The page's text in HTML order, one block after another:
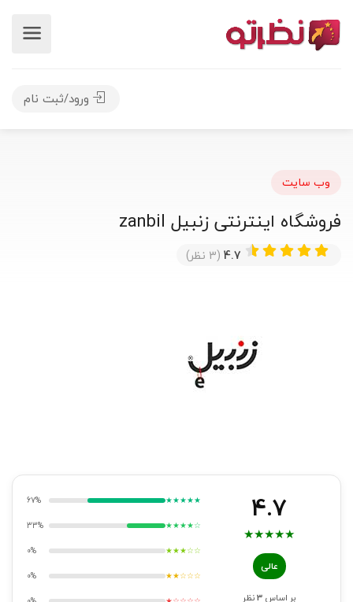
ورود/ثبت نام
وب سایت
فروشگاه اینترنتی زنبیل zanbil
4.7 (3 نظر)
4.7
★
★
★
★
★
عالی
بر اساس3نظر
★★★★★
67%
★★★★☆
33%
★★★☆☆
0%
★★☆☆☆
0%